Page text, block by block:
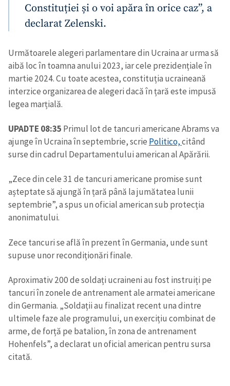
in English
на русском
Constituției și o voi apăra în orice caz”, a
declarat Zelenski.
Următoarele alegeri parlamentare din Ucraina ar urma să
aibă loc în toamna anului 2023, iar cele prezidențiale în
martie 2024. Cu toate acestea, constituția ucraineană
interzice organizarea de alegeri dacă în țară este impusă
legea marțială.
UPADTE 08:35 Primul lot de tancuri americane Abrams va
ajunge în Ucraina în septembrie, scrie Politico,citând
surse din cadrul Departamentului american al Apărării.
„Zece din cele 31 de tancuri americane promise sunt
așteptate să ajungă în țară până la jumătatea lunii
septembrie”, a spus un oficial american sub protecția
anonimatului.
Zece tancuri se află în prezent în Germania, unde sunt
supuse unor recondiționări finale.
Aproximativ 200 de soldați ucraineni au fost instruiți pe
tancuri în zonele de antrenament ale armatei americane
din Germania. „Soldații au finalizat recent una dintre
ultimele faze ale programului, un exercițiu combinat de
arme, de forță pe batalion, în zona de antrenament
Hohenfels”, a declarat un oficial american pentru sursa
citată.